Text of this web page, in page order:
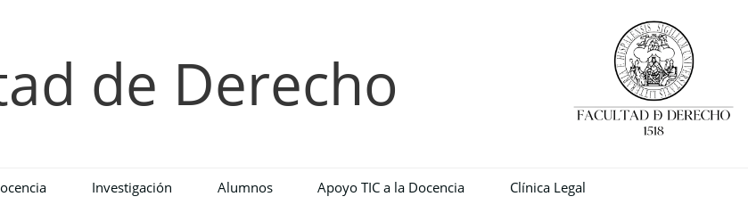
de Derecho
Investigación Alumnos Apoyo TIC a la Docencia Clínica Legal